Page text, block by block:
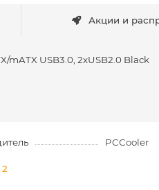
Акции и
mATX USB3.0, 2xUSB2.0 Black
PCCooler
2